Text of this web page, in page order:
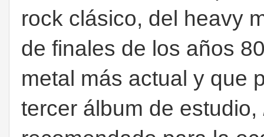
rock clásico, del heavy
de finales de los años
metal más actual y que
tercer álbum de estudio,